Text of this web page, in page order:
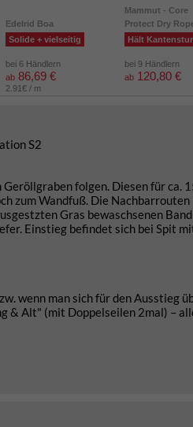
Edelrid Boa
Solide + vielseitig
bei 6 Händlern
ab 86,69 €
2.91€ / m
Mammut - Core
Protect Dry
Hält
bei 9 Händlern
ab 120,80 €
S2
folgen. Diesen für ca.
zum Wandfuß. Die
Gras bewaschsenen
Einstieg befindet sich bei Spit
wenn man sich für den Ausstieg
& Alt" (mit Doppelseilen 2mal) –